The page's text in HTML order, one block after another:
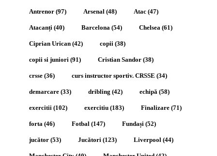
Antrenor (97) Arsenal (48) Atac (47)
Atacanți (40) Barcelona (54) Chelsea (61)
Ciprian Urican (42) copii (38)
copii si juniori (91) Cristian Sandor (38)
crsse (36) curs instructor sportiv. CRSSE (34)
demarcare (33) dribling (42) echipă (58)
exercitii (102) exercitiu (183) Finalizare (71)
forta (46) Fotbal (147) Fundași (52)
jucător (53) Jucători (123) Liverpool (44)